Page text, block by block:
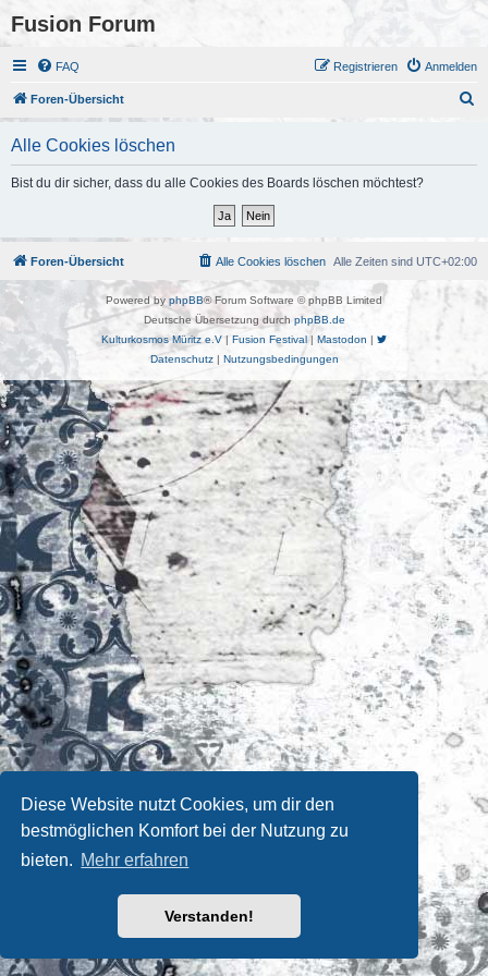
Diese Website nutzt Cookies, um dir den
bestmöglichen Komfort bei der Nutzung zu
bieten. Mehr erfahren
Verstanden!
Fusion Forum
FAQ Anmelden
Registrieren
Foren-Übersicht
Alle Cookies löschen
Bist du dir sicher, dass du alle Cookies des Boards löschen möchtest?
Foren-Übersicht Alle Zeiten sind UTC+02:00
Alle Cookies löschen
Powered by phpBB® Forum Software © phpBB Limited
Deutsche Übersetzung durch phpBB.de
Kulturkosmos Müritz e.V | Fusion Festival| Mastodon |
Datenschutz| Nutzungsbedingungen